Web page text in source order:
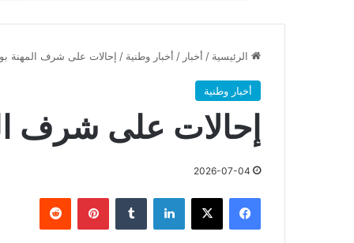
الرئيسية / أخبار / أخبار وطنية / إحالات على شرف المهنة
أخبار وطنية
إحالات على شرف
2026-07-04
فيسبوك X لينكدإن بينتيريست